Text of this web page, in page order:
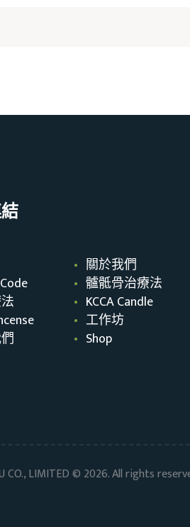
關於我們
髗骶骨治療法
KCCA Candle
工作坊
Shop
CO., LIMITED © 2026. All rights